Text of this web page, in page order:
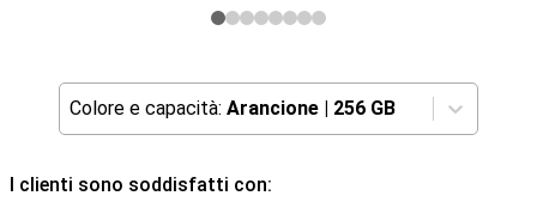
Colore e capacità: Arancione | 256 GB
I clienti sono soddisfatti con: